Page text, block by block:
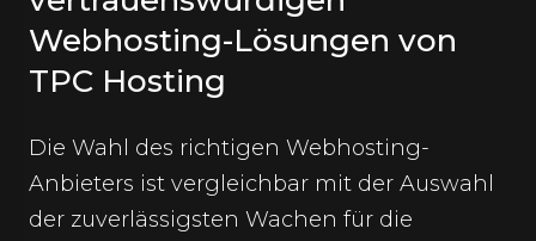
Webhosting-Lösungen von
TPC Hosting
Die Wahl des richtigen Webhosting-
Anbieters ist vergleichbar mit der Auswahl
der zuverlässigsten Wachen für die